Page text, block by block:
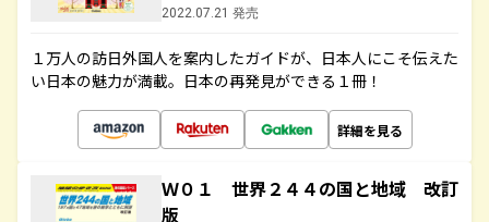
2022.07.21 発売
１万人の訪日外国人を案内したガイドが、日本人にこそ伝えた
い日本の魅力が満載。日本の再発見ができる１冊！
詳細を見る
Ｗ０１ 世界２４４の国と地域 改訂
版